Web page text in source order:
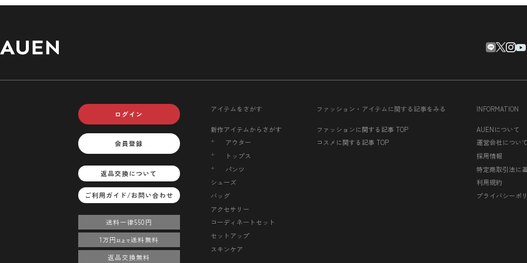
ログイン
会員登録
返品交換について
ご利用ガイド/お問い合わせ
送料一律550円
1万円 以上で送料無料
返品交換無料
アイテムをさがす
新作アイテムからさがす
アウター
トップス
パンツ
シューズ
バッグ
アクセサリー
コーディネートセット
セットアップ
スキンケア
ファッション・アイテムに関する記事をみる
ファッションに関する記事 TOP
コスメに関する記事 TOP
INFORMATION
AUENについて
運営会社について
採用情報
特定商取引法に
利用規約
プライバシーポ